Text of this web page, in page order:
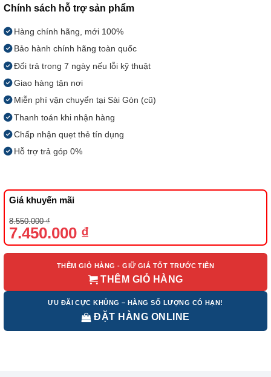
Chính sách hỗ trợ sản phẩm
Hàng chính hãng, mới 100%
Bảo hành chính hãng toàn quốc
Đổi trả trong 7 ngày nếu lỗi kỹ thuật
Giao hàng tận nơi
Miễn phí vận chuyển tại Sài Gòn (cũ)
Thanh toán khi nhận hàng
Chấp nhận quẹt thẻ tín dụng
Hỗ trợ trả góp 0%
Giá khuyến mãi
8.550.000₫
Giá
gốc
là:
7.450.000 ₫
Giá
hiện
tại
THÊM GIỎ HÀNG - GIỮ GIÁ TỐT TRƯỚC TIÊN
THÊM GIỎ HÀNG
ƯU ĐÃI CỰC KHỦNG – HÀNG SỐ LƯỢNG CÓ HẠN!
ĐẶT HÀNG ONLINE